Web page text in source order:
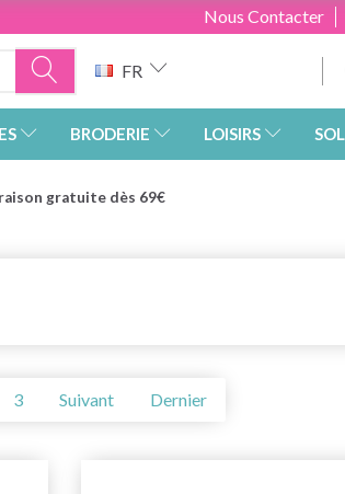
Nous Contacter
FR
BRODERIE LOISIRS
gratuite dès 69€
3 Suivant Dernier